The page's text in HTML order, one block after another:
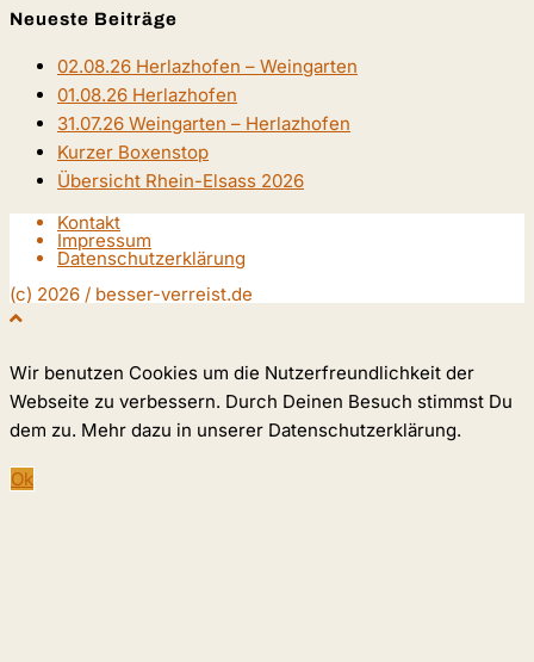
Neueste Beiträge
02.08.26 Herlazhofen – Weingarten
01.08.26 Herlazhofen
31.07.26 Weingarten – Herlazhofen
Kurzer Boxenstop
Übersicht Rhein-Elsass 2026
Kontakt
Impressum
Datenschutzerklärung
(c) 2026 / besser-verreist.de
Wir benutzen Cookies um die Nutzerfreundlichkeit der
Webseite zu verbessern. Durch Deinen Besuch stimmst Du
dem zu. Mehr dazu in unserer Datenschutzerklärung.
Ok